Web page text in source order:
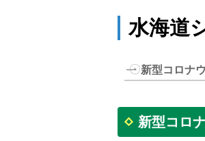
水海道
新型コロナ
新型コロ